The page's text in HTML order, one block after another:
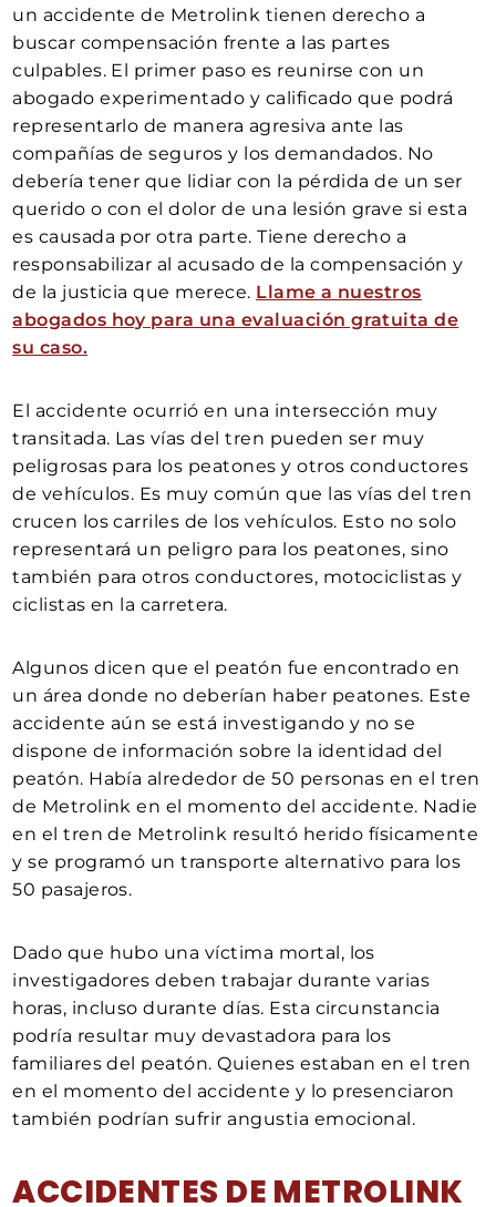
un accidente de Metrolink tienen derecho a
buscar compensación frente a las partes
culpables. El primer paso es reunirse con un
abogado experimentado y calificado que podrá
representarlo de manera agresiva ante las
compañías de seguros y los demandados. No
debería tener que lidiar con la pérdida de un ser
querido o con el dolor de una lesión grave si esta
es causada por otra parte. Tiene derecho a
responsabilizar al acusado de la compensación y
de la justicia que merece. Llame a nuestros
abogados hoy para una evaluación gratuita de
su caso.
El accidente ocurrió en una intersección muy
transitada. Las vías del tren pueden ser muy
peligrosas para los peatones y otros conductores
de vehículos. Es muy común que las vías del tren
crucen los carriles de los vehículos. Esto no solo
representará un peligro para los peatones, sino
también para otros conductores, motociclistas y
ciclistas en la carretera.
Algunos dicen que el peatón fue encontrado en
un área donde no deberían haber peatones. Este
accidente aún se está investigando y no se
dispone de información sobre la identidad del
peatón. Había alrededor de 50 personas en el tren
de Metrolink en el momento del accidente. Nadie
en el tren de Metrolink resultó herido físicamente
y se programó un transporte alternativo para los
50 pasajeros.
Dado que hubo una víctima mortal, los
investigadores deben trabajar durante varias
horas, incluso durante días. Esta circunstancia
podría resultar muy devastadora para los
familiares del peatón. Quienes estaban en el tren
en el momento del accidente y lo presenciaron
también podrían sufrir angustia emocional.
ACCIDENTES DE METROLINK